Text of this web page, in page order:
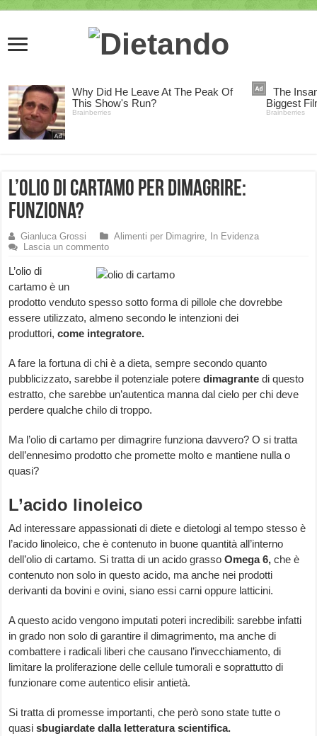
L’Olio di Cartamo per Dimagrire:
funziona?
Gianluca Grossi Alimenti per Dimagrire,
In Evidenza
Lascia un commento
L’olio di
cartamo è un
prodotto venduto spesso sotto forma di pillole che dovrebbe
essere utilizzato, almeno secondo le intenzioni dei
produttori,come integratore.
A fare la fortuna di chi è a dieta, sempre secondo quanto
pubblicizzato, sarebbe il potenziale poteredimagrantedi questo
estratto, che sarebbe un’autentica manna dal cielo per chi deve
perdere qualche chilo di troppo.
Ma l’olio di cartamo per dimagrire funziona davvero? O si tratta
dell’ennesimo prodotto che promette molto e mantiene nulla o
quasi?
L’acido linoleico
Ad interessare appassionati di diete e dietologi al tempo stesso è
l’acido linoleico, che è contenuto in buone quantità all’interno
dell’olio di cartamo. Si tratta di un acido grassoOmega 6,che è
contenuto non solo in questo acido, ma anche nei prodotti
derivanti da bovini e ovini, siano essi carni oppure latticini.
A questo acido vengono imputati poteri incredibili: sarebbe infatti
in grado non solo di garantire il dimagrimento, ma anche di
combattere i radicali liberi che causano l’invecchiamento, di
limitare la proliferazione delle cellule tumorali e soprattutto di
funzionare come autentico elisir antietà.
Si tratta di promesse importanti, che però sono state tutte o
quasisbugiardate dalla letteratura scientifica.